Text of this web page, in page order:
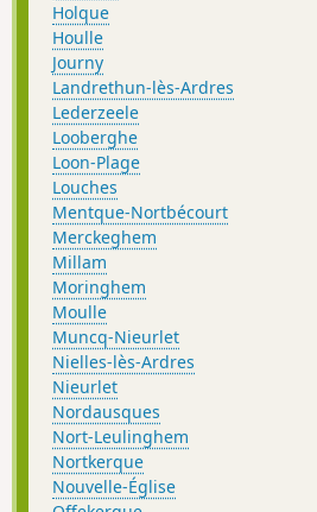
Holque
Houlle
Journy
Landrethun-lès-Ardres
Lederzeele
Looberghe
Loon-Plage
Louches
Mentque-Nortbécourt
Merckeghem
Millam
Moringhem
Moulle
Muncq-Nieurlet
Nielles-lès-Ardres
Nieurlet
Nordausques
Nort-Leulinghem
Nortkerque
Nouvelle-Église